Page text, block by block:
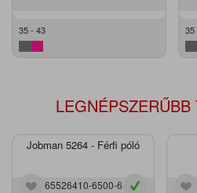
35 - 43 35
Jobman 5264 - Férfi póló
65526410-6500-6